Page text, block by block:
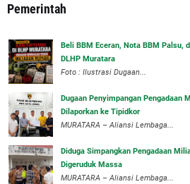
Pemerintah
‎Beli BBM Eceran, Nota BBM Palsu,
DLHP Muratara
Foto : Ilustrasi Dugaan...
‎Dugaan Penyimpangan Pengadaan
Dilaporkan ke Tipidkor
‎MURATARA – Aliansi Lembaga...
Diduga Simpangkan Pengadaan
Digeruduk Massa
‎MURATARA – Aliansi Lembaga...